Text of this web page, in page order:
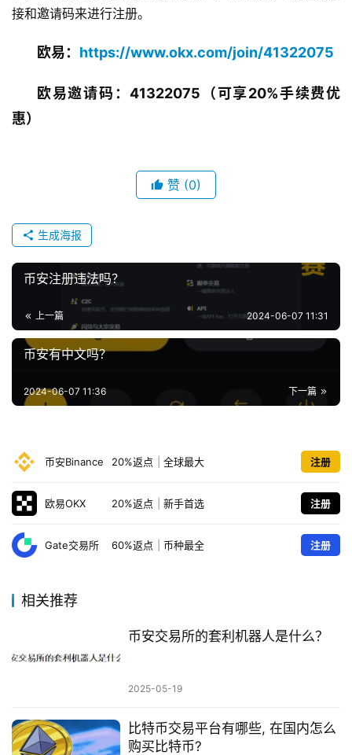
接和邀请码来进行注册。
欧易： https://www.okx.com/join/41322075
欧易邀请码：41322075（可享20%手续费优
惠）
赞 (0)
生成海报
币安注册违法吗？
上一篇 2024-06-07 11:31
币安有中文吗？
下一篇
2024-06-07 11:36
币安Binance 20%返点 全球最大 注册
欧易OKX 20%返点 新手首选 注册
Gate交易所 60%返点 币种最全 注册
相关推荐
币安交易所的套利机器人是什么？
2025-05-19
比特币交易平台有哪些, 在国内怎么
购买比特币?